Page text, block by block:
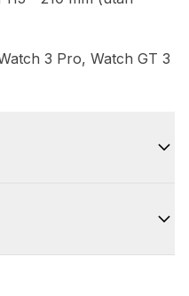
3 Pro, Watch GT 3